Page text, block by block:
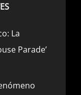
La
Parade’